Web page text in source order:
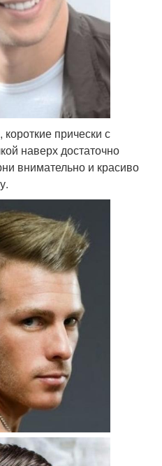
прически с
наверх достаточно
внимательно и красиво